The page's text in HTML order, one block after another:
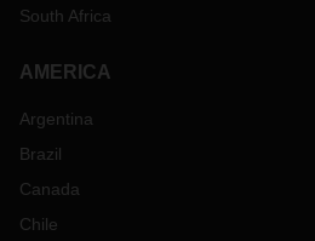
South Africa
AMERICA
Argentina
Brazil
Canada
Chile